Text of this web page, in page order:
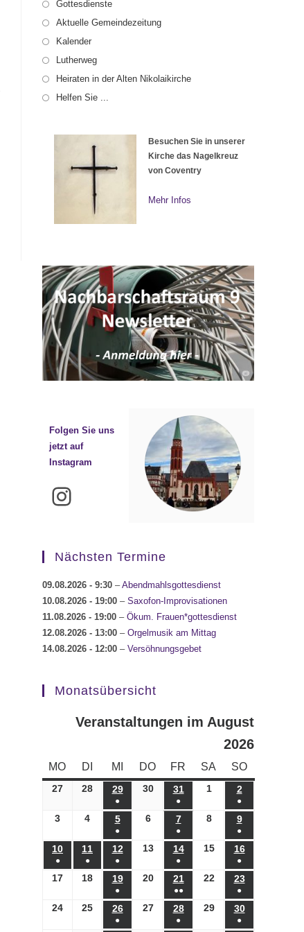
Gottesdienste
Aktuelle Gemeindezeitung
Kalender
Lutherweg
Heiraten in der Alten Nikolaikirche
Helfen Sie ...
Besuchen Sie in unserer
Kirche das Nagelkreuz
von Coventry
Mehr Infos
Folgen Sie uns
jetzt auf
Instagram
Instagram
Nächsten Termine
09.08.2026 - 9:30 –Abendmahlsgottesdienst
10.08.2026 - 19:00 – Saxofon-Improvisationen
11.08.2026 - 19:00 – Ökum. Frauen*gottesdienst
12.08.2026 - 13:00 – Orgelmusik am Mittag
14.08.2026 - 12:00 – Versöhnungsgebet
Monatsübersicht
Veranstaltungen im August
2026
MO MONTAG
DI DIENSTAG
MI MITTWOCH
DO DONNERSTAG
FR FREITAG
SA SAMSTAG
SOSONNTAG
27 27.07.2026
28 28.07.2026
2929.07.2026
●
(1
Veranstaltung)
3030.07.2026
3131.07.2026
●
(1
Veranstaltung)
101.08.2026
202.08.2026
●
(1
Veranstaltung)
3 03.08.2026
4 04.08.2026
505.08.2026
●
(1
Veranstaltung)
606.08.2026
707.08.2026
●
(1
Veranstaltung)
808.08.2026
909.08.2026
●
(1
Veranstaltung)
10 10.08.2026
●
(1
Veranstaltung)
11 11.08.2026
●
(1
Veranstaltung)
1212.08.2026
●
(1
Veranstaltung)
1313.08.2026
1414.08.2026
●
(1
Veranstaltung)
1515.08.2026
1616.08.2026
●
(1
Veranstaltung)
17 17.08.2026
18 18.08.2026
1919.08.2026
●
(1
Veranstaltung)
2020.08.2026
2121.08.2026
●●
(2
Veranstaltungen)
2222.08.2026
2323.08.2026
●
(1
Veranstaltung)
24 24.08.2026
25 25.08.2026
2626.08.2026
●
2727.08.2026
2828.08.2026
●
2929.08.2026
3030.08.2026
●